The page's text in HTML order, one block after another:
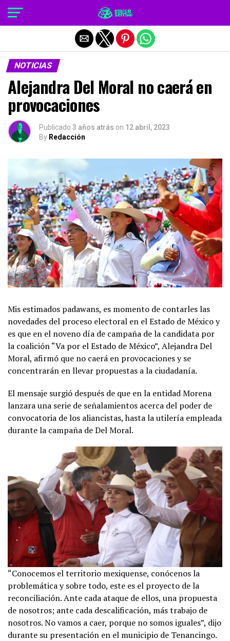
NOTICIAS
Alejandra Del Moral no caerá en
provocaciones
Publicado 3 años atrás on 12 abril, 2023
By Redacción
Mis estimados padawans, es momento de contarles las
novedades del proceso electoral en el Estado de México y
es que en el noveno día de campaña de la candidata por
la coalición “Va por el Estado de México”, Alejandra Del
Moral, afirmó que no caerá en provocaciones y se
concentrarán en llevar propuestas a la ciudadanía.
El mensaje surgió después de que en la entidad Morena
lanzara una serie de señalamientos acerca del poder de
convocatoria de los aliancistas, hasta la utilería empleada
durante la campaña de Del Moral.
“Conocemos el territorio mexiquense, conócenos la
problemática y sobre todo, este es el proyecto de la
reconciliación. Ante cada ataque de ellos, una propuesta
de nosotros; ante cada descalificación, más trabajo de
nosotros. No vamos a caer, porque no somos iguales”, dijo
durante su presentación en el municipio de Tenancingo.
Salir de la versión móvil